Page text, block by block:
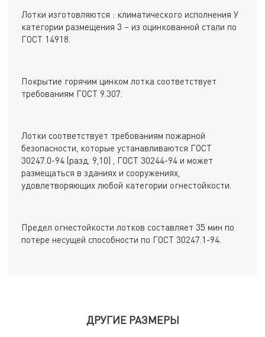
Лотки изготовляются : климатического исполнения У
категории размещения 3 – из оцинкованной стали по
ГОСТ 14918.
Покрытие горячим цинком лотка соответствует
требованиям ГОСТ 9.307.
Лотки соответствует требованиям пожарной
безопасности, которые устанавливаются ГОСТ
30247.0-94 (разд. 9,10) , ГОСТ 30244-94 и может
размещаться в зданиях и сооружениях,
удовлетворяющих любой категории огнестойкости.
Предел огнестойкости лотков составляет 35 мин по
потере несущей способности по ГОСТ 30247.1-94.
ДРУГИЕ РАЗМЕРЫ